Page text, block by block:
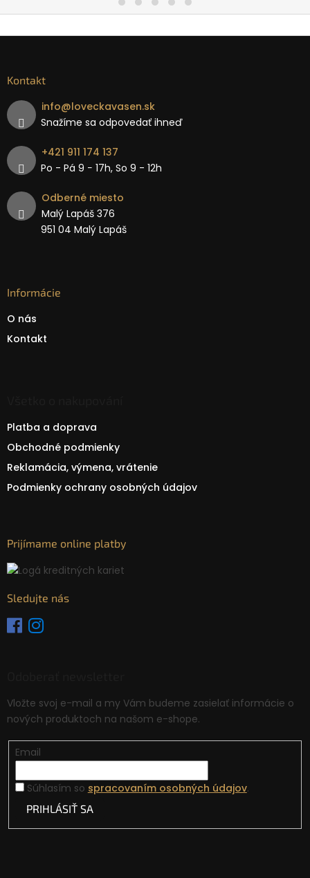
Kontakt
info@loveckavasen.sk
Snažíme sa odpovedať ihneď
+421 911 174 137
Po - Pá 9 − 17h, So 9 - 12h
Odberné miesto
Malý Lapáš 376
951 04 Malý Lapáš
Informácie
O nás
Kontakt
Platba a doprava
Obchodné podmienky
Reklamácia, výmena, vrátenie
Podmienky ochrany osobných údajov
Prijímame online platby
Sledujte nás
Vložte svoj e-mail a my Vám budeme zasielať informácie o
nových produktoch na našom e-shope.
Email
Súhlasím so spracovaním osobných údajov.
PRIHLÁSIŤ SA